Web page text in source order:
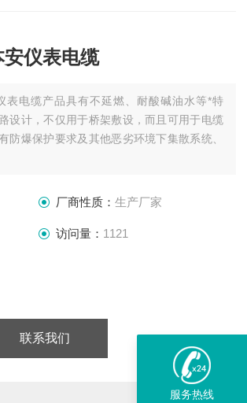
仪表电缆
表电缆产品具有不延燃、耐酸碱油水等*特
设计，不仅用于桥架敷设，而且可用于电缆
防爆保护要求及其他恶劣环境下集散系统、
厂商性质： 生产厂家
访问量： 1121
联系我们
服务热线